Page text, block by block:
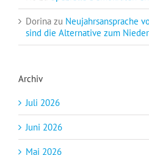
Dorina zu Neujahrsansprache
sind die Alternative zum
Archiv
Juli 2026
Juni 2026
Mai 2026